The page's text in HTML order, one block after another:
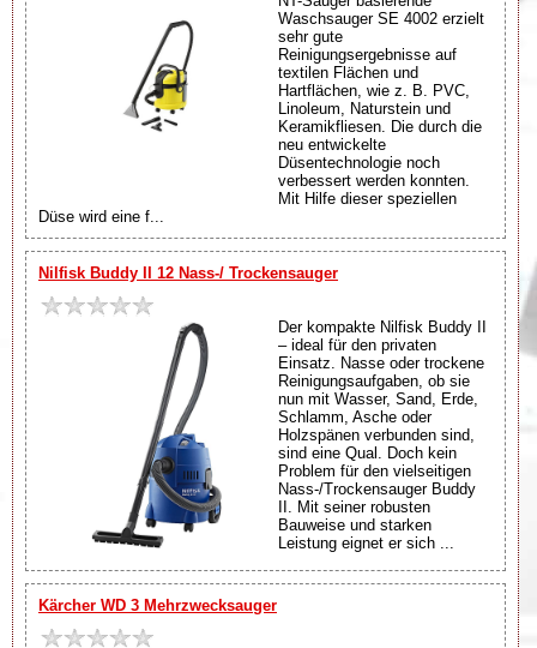
Waschsauger SE 4002 erzielt
sehr gute
Reinigungsergebnisse auf
textilen Flächen und
Hartflächen, wie z. B. PVC,
Linoleum, Naturstein und
Keramikfliesen. Die durch die
neu entwickelte
Düsentechnologie noch
verbessert werden konnten.
Mit Hilfe dieser speziellen
Düse wird eine f...
Nilfisk Buddy II 12 Nass-/ Trockensauger
Der kompakte Nilfisk Buddy II
– ideal für den privaten
Einsatz. Nasse oder trockene
Reinigungsaufgaben, ob sie
nun mit Wasser, Sand, Erde,
Schlamm, Asche oder
Holzspänen verbunden sind,
sind eine Qual. Doch kein
Problem für den vielseitigen
Nass-/Trockensauger Buddy
II. Mit seiner robusten
Bauweise und starken
Leistung eignet er sich ...
Kärcher WD 3 Mehrzwecksauger